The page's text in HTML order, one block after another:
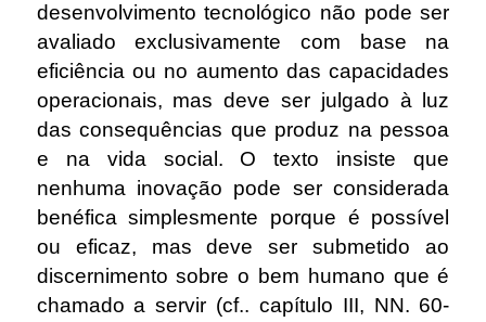
desenvolvimento tecnológico não pode ser
avaliado exclusivamente com base na
eficiência ou no aumento das capacidades
operacionais, mas deve ser julgado à luz
das consequências que produz na pessoa
e na vida social. O texto insiste que
nenhuma inovação pode ser considerada
benéfica simplesmente porque é possível
ou eficaz, mas deve ser submetido ao
discernimento sobre o bem humano que é
chamado a servir (cf.. capítulo III, NN. 60-